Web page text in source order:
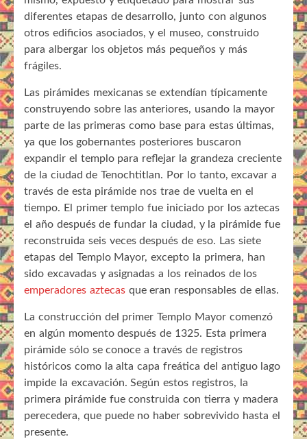
diferentes etapas de desarrollo, junto con algunos
otros edificios asociados, y el museo, construido
para albergar los objetos más pequeños y más
frágiles.
Las pirámides mexicanas se extendían típicamente
construyendo sobre las anteriores, usando la mayor
parte de las primeras como base para estas últimas,
ya que los gobernantes posteriores buscaron
expandir el templo para reflejar la grandeza creciente
de la ciudad de Tenochtitlan. Por lo tanto, excavar a
través de esta pirámide nos trae de vuelta en el
tiempo. El primer templo fue iniciado por los aztecas
el año después de fundar la ciudad, y la pirámide fue
reconstruida seis veces después de eso. Las siete
etapas del Templo Mayor, excepto la primera, han
sido excavadas y asignadas a los reinados de los
emperadores aztecasque eran responsables de ellas.
La construcción del primer Templo Mayor comenzó
en algún momento después de 1325. Esta primera
pirámide sólo se conoce a través de registros
históricos como la alta capa freática del antiguo lago
impide la excavación. Según estos registros, la
primera pirámide fue construida con tierra y madera
perecedera, que puede no haber sobrevivido hasta el
presente.